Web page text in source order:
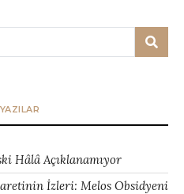
Hâlâ Açıklanamıyor
İzleri: Melos Obsidyeni